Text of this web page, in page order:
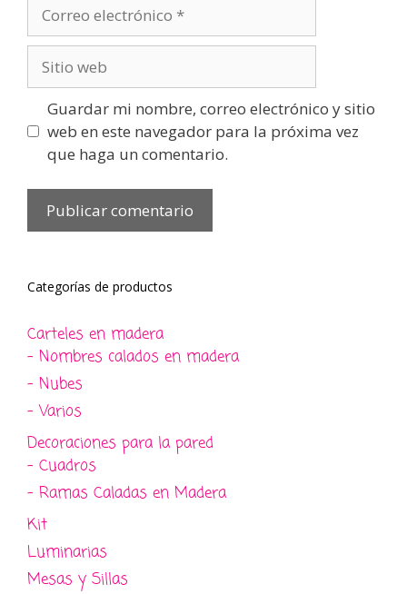
electrónico
web
Guardar mi nombre, correo electrónico y sitio
web en este navegador para la próxima vez
que haga un comentario.
Categorías de productos
Carteles en madera
- Nombres calados en madera
- Nubes
- Varios
Decoraciones para la pared
- Cuadros
- Ramas Caladas en Madera
Kit
Luminarias
Mesas y Sillas